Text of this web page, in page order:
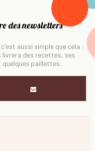
des newsletters
aussi simple que cela :
livrera des recettes, ses
paillettes.